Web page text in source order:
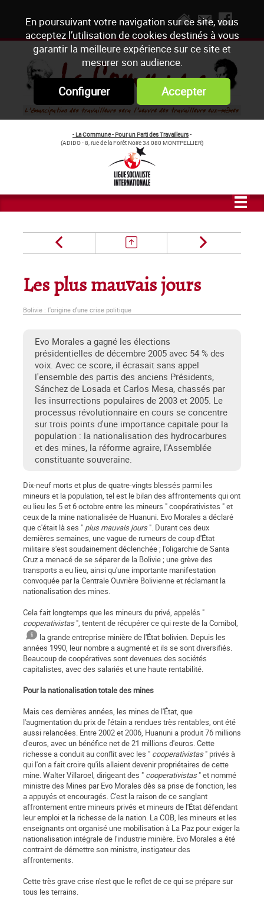
En poursuivant votre navigation sur ce site, vous
acceptez l’utilisation de cookies destinés à vous
garantir la meilleure expérience sur ce site et
mesurer son audience.
Configurer Accepter
- La Commune - Pour un Parti des Travailleurs-
(ADIDO - 8, rue de la Forêt Noire 34 080 MONTPELLIER)
Les plus mauvais jours
Bolivie : l'origine d'une crise politique
Evo Morales a gagné les élections
présidentielles de décembre 2005 avec 54 % des
voix. Avec ce score, il écrasait sans appel
l'ensemble des partis des anciens Présidents,
Sánchez de Losada et Carlos Mesa, chassés par
les insurrections populaires de 2003 et 2005. Le
processus révolutionnaire en cours se concentre
sur trois points d'une importance capitale pour la
population : la nationalisation des hydrocarbures
et des mines, la réforme agraire, l'Assemblée
constituante souveraine.
Dix-neuf morts et plus de quatre-vingts blessés parmi les
mineurs et la population, tel est le bilan des affrontements qui ont
eu lieu les 5 et 6 octobre entre les mineurs " coopérativistes " et
ceux de la mine nationalisée de Huanuni. Evo Morales a déclaré
que c'était là ses " plus mauvais jours". Durant ces deux
dernières semaines, une vague de rumeurs de coup d'État
militaire s'est soudainement déclenchée ; l'oligarchie de Santa
Cruz a menacé de se séparer de la Bolivie ; une grève des
transports a eu lieu, ainsi qu'une importante manifestation
convoquée par la Centrale Ouvrière Bolivienne et réclamant la
nationalisation des mines.
Cela fait longtemps que les mineurs du privé, appelés "
cooperativistas", tentent de récupérer ce qui reste de la Comibol,
la grande entreprise minière de l'État bolivien. Depuis les
années 1990, leur nombre a augmenté et ils se sont diversifiés.
Beaucoup de coopératives sont devenues des sociétés
capitalistes, avec des salariés et une haute rentabilité.
Pour la nationalisation totale des mines
Mais ces dernières années, les mines de l'État, que
l'augmentation du prix de l'étain a rendues très rentables, ont été
aussi relancées. Entre 2002 et 2006, Huanuni a produit 76 millions
d'euros, avec un bénéfice net de 21 millions d'euros. Cette
richesse a conduit au conflit avec les " cooperativistas" privés à
qui l'on a fait croire qu'ils allaient devenir propriétaires de cette
mine. Walter Villaroel, dirigeant des " cooperativistas" et nommé
ministre des Mines par Evo Morales dès sa prise de fonction, les
a appuyés et encouragés. C'est la raison de ce sanglant
affrontement entre mineurs privés et mineurs de l'État défendant
leur emploi et la richesse de la nation. La COB, les mineurs et les
enseignants ont organisé une mobilisation à La Paz pour exiger la
nationalisation intégrale de l'industrie minière. Evo Morales a été
contraint de démettre son ministre, instigateur des
affrontements.
Cette très grave crise n'est que le reflet de ce qui se prépare sur
tous les terrains.